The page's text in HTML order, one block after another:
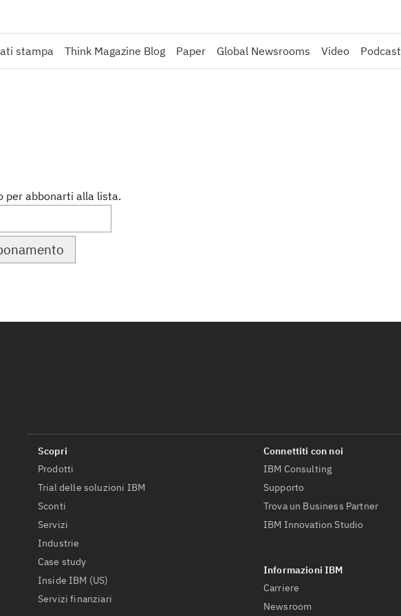
stampa Think Magazine Blog Paper Global Newsrooms Video Podcast
per abbonarti alla lista.
Prodotti
Trial delle soluzioni IBM
Sconti
Servizi
Industrie
Case study
Inside IBM (US)
Servizi finanziari
IBM Consulting
Supporto
Trova un Business Partner
IBM Innovation Studio
Carriere
Newsroom